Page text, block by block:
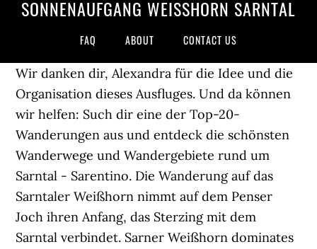
SONNENAUFGANG WEISSHORN SARNTAL
FAQ ABOUT CONTACT US
Wir danken dir, Alexandra für die Idee und die
Organisation dieses Ausfluges. Und da können
wir helfen: Such dir eine der Top-20-
Wanderungen aus und entdeck die schönsten
Wanderwege und Wandergebiete rund um
Sarntal - Sarentino. Die Wanderung auf das
Sarntaler Weißhorn nimmt auf dem Penser
Joch ihren Anfang, das Sterzing mit dem
Sarntal verbindet. Sarner Weißhorn dominates